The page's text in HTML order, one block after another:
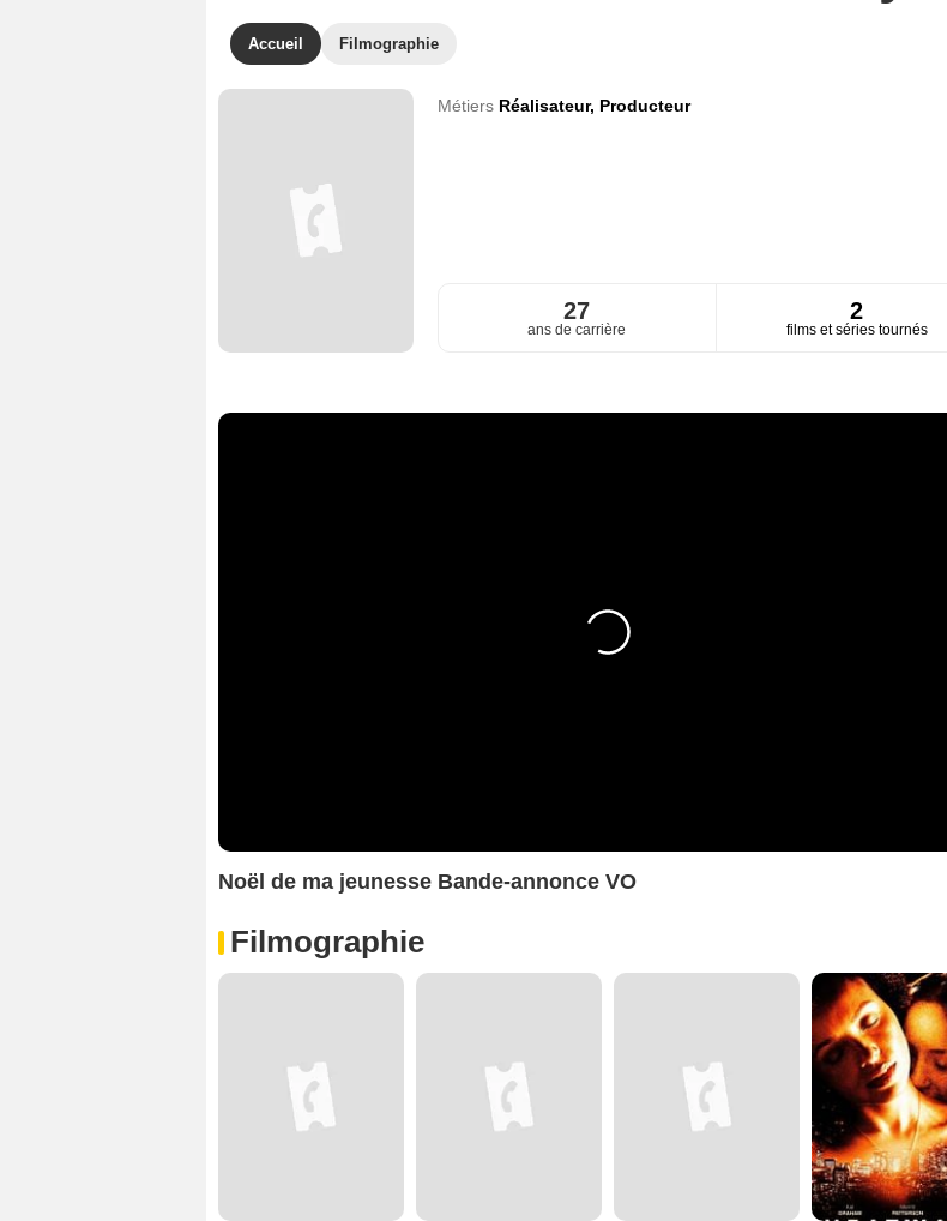
Accueil Filmographie
Métiers Réalisateur, Producteur
27
ans de carrière
2
films et séries tournés
Noël de ma jeunesse Bande-annonce VO
Filmographie